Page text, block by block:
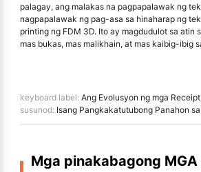
palagay, ang malakas na pagpapalawak ng
nagpapalawak ng pag-asa sa hinaharap ng
printing ng FDM 3D. Ito ay magdudulot sa atin
mas bukas, mas malikhain, at mas kaibig-ibig
keyboard label: Ang Evolusyon ng mga Receipt Printers at ang
susunod: Isang Pangkakatutubong Panahon sa
Mga pinakabagong MGA